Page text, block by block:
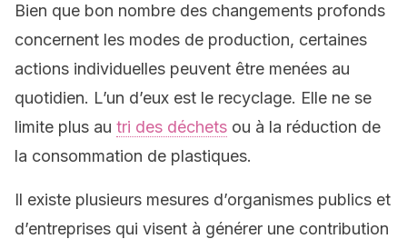
Bien que bon nombre des changements profonds
concernent les modes de production, certaines
actions individuelles peuvent être menées au
quotidien. L’un d’eux est le recyclage. Elle ne se
limite plus au tri des déchets ou à la réduction de
la consommation de plastiques.
Il existe plusieurs mesures d’organismes publics et
d’entreprises qui visent à générer une contribution